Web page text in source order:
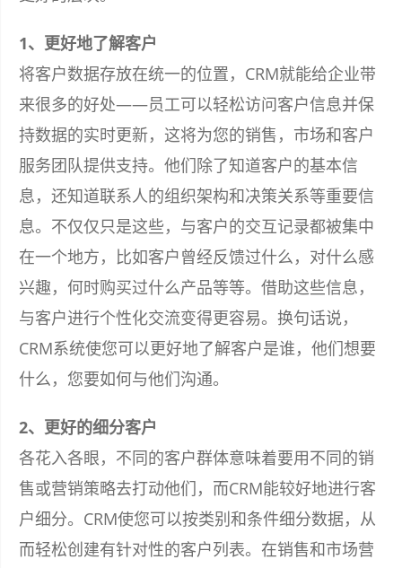
1、更好地了解客户
将客户数据存放在统一的位置，CRM就能给企业带
来很多的好处——员工可以轻松访问客户信息并保
持数据的实时更新，这将为您的销售，市场和客户
服务团队提供支持。他们除了知道客户的基本信
息，还知道联系人的组织架构和决策关系等重要信
息。不仅仅只是这些，与客户的交互记录都被集中
在一个地方，比如客户曾经反馈过什么，对什么感
兴趣，何时购买过什么产品等等。借助这些信息，
与客户进行个性化交流变得更容易。换句话说，
CRM系统使您可以更好地了解客户是谁，他们想要
什么，您要如何与他们沟通。
2、更好的细分客户
各花入各眼，不同的客户群体意味着要用不同的销
售或营销策略去打动他们，而CRM能较好地进行客
户细分。CRM使您可以按类别和条件细分数据，从
而轻松创建有针对性的客户列表。在销售和市场营